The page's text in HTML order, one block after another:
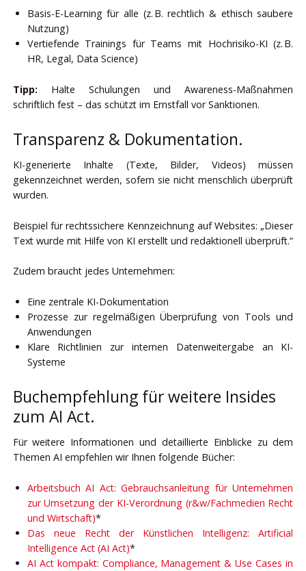
Basis-E-Learning für alle (z. B. rechtlich & ethisch saubere
Nutzung)
Vertiefende Trainings für Teams mit Hochrisiko-KI (z. B.
HR, Legal, Data Science)
Tipp: Halte Schulungen und Awareness-Maßnahmen
schriftlich fest – das schützt im Ernstfall vor Sanktionen.
Transparenz & Dokumentation.
KI-generierte Inhalte (Texte, Bilder, Videos) müssen
gekennzeichnet werden, sofern sie nicht menschlich überprüft
wurden.
Beispiel für rechtssichere Kennzeichnung auf Websites: „Dieser
Text wurde mit Hilfe von KI erstellt und redaktionell überprüft.“
Zudem braucht jedes Unternehmen:
Eine zentrale KI-Dokumentation
Prozesse zur regelmäßigen Überprüfung von Tools und
Anwendungen
Klare Richtlinien zur internen Datenweitergabe an KI-
Systeme
Buchempfehlung für weitere Insides
zum AI Act.
Für weitere Informationen und detaillierte Einblicke zu dem
Themen AI empfehlen wir Ihnen folgende Bücher:
Arbeitsbuch AI Act: Gebrauchsanleitung für Unternehmen
zur Umsetzung der KI-Verordnung (r&w/Fachmedien Recht
und Wirtschaft)*
Das neue Recht der Künstlichen Intelligenz: Artificial
Intelligence Act (AI Act)*
AI Act kompakt: Compliance, Management & Use Cases in